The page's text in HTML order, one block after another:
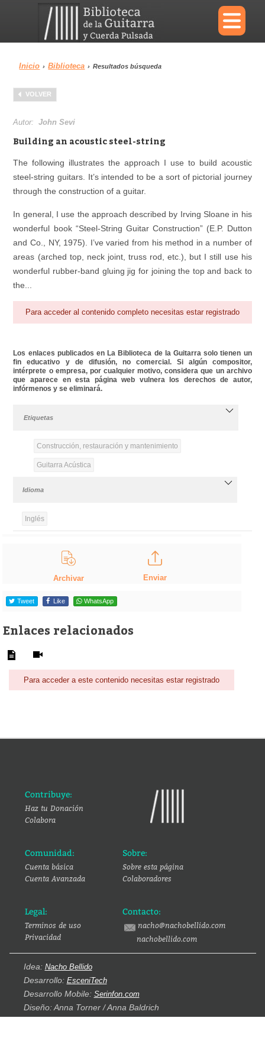
×
Menu
Biblioteca
Área personal Reproductor
Inicio › Biblioteca › Resultados búsqueda
VOLVER
Autor:John Sevi
Building an acoustic steel-string
The following illustrates the approach I use to build acoustic
steel-string guitars. It’s intended to be a sort of pictorial journey
through the construction of a guitar.
In general, I use the approach described by Irving Sloane in his
wonderful book “Steel-String Guitar Construction” (E.P. Dutton
and Co., NY, 1975). I’ve varied from his method in a number of
areas (arched top, neck joint, truss rod, etc.), but I still use his
wonderful rubber-band gluing jig for joining the top and back to
the...
Para acceder al contenido completo necesitas estar registrado
Los enlaces publicados en La Biblioteca de la Guitarra solo tienen un
fin educativo y de difusión, no comercial. Si algún compositor,
intérprete o empresa, por cualquier motivo, considera que un archivo
que aparece en esta página web vulnera los derechos de autor,
infórmenos y se eliminará.
Etiquetas
Construcción, restauración y mantenimiento
Guitarra Acústica
Idioma
Inglés
Archivar Enviar
Tweet Like WhatsApp
Enlaces relacionados
Para acceder a este contenido necesitas estar registrado
Contribuye:
Haz tu Donación
Colabora
Comunidad:
Cuenta básica
Cuenta Avanzada
Sobre:
Sobre esta página
Colaboradores
Legal:
Terminos de uso
Privacidad
Contacto:
nacho@nachobellido.com
nachobellido.com
Idea: Nacho Bellido
Desarrollo: EsceniTech
Desarrollo Mobile: Serinfon.com
Diseño: Anna Torner / Anna Baldrich